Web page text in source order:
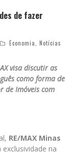
de fazer
Economia Notícias
visa discutir as
como forma de
de Imóveis com
RE/MAX Minas
na